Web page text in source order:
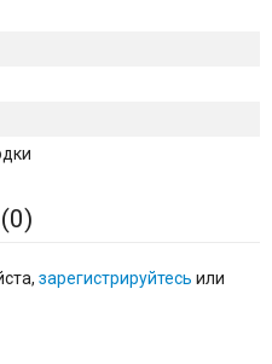
0)
зарегистрируйтесь или